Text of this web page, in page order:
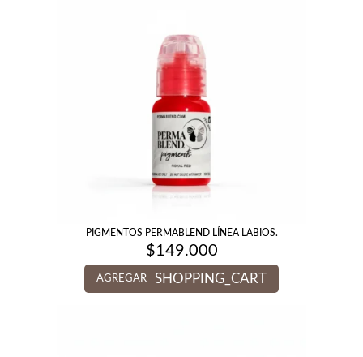
PIGMENTOS PERMABLEND LÍNEA LABIOS.
$149.000
AGREGAR SHOPPING_CART